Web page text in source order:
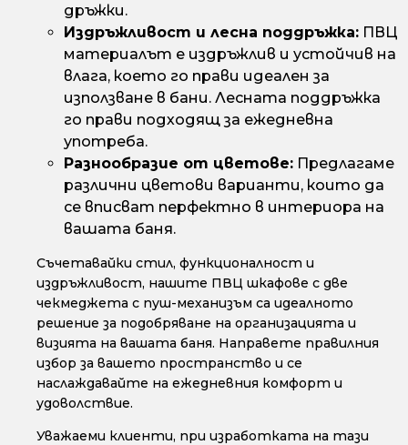
дръжки.
Издръжливост и лесна поддръжка: ПВЦ
материалът е издръжлив и устойчив на
влага, което го прави идеален за
използване в бани. Лесната поддръжка
го прави подходящ за ежедневна
употреба.
Разнообразие от цветове: Предлагаме
различни цветови варианти, които да
се вписват перфектно в интериора на
вашата баня.
Съчетавайки стил, функционалност и
издръжливост, нашите ПВЦ шкафове с две
чекмеджета с пуш-механизъм са идеалното
решение за подобряване на организацията и
визията на вашата баня. Направете правилния
избор за вашето пространство и се
наслаждавайте на ежедневния комфорт и
удоволствие.
Уважаеми клиенти, при изработката на тази